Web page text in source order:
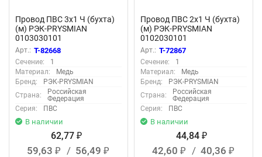
Провод ПВС 3х1 Ч (бухта)
(м) РЭК-PRYSMIAN
0103030101
Арт.: T-82668
Сечение:
1
Материал:
Медь
Бренд:
РЭК-PRYSMIAN
Страна:
Российская
Федерация
Серия:
ПВС
В наличии
62,77 ₽
59,63 ₽ / 56,49 ₽
Провод ПВС 2х1 Ч (бухта)
(м) РЭК-PRYSMIAN
0102030101
Арт.: T-72867
Сечение:
1
Материал:
Медь
Бренд:
РЭК-PRYSMIAN
Страна:
Российская
Федерация
Серия:
ПВС
В наличии
44,84 ₽
42,60 ₽ / 40,36 ₽